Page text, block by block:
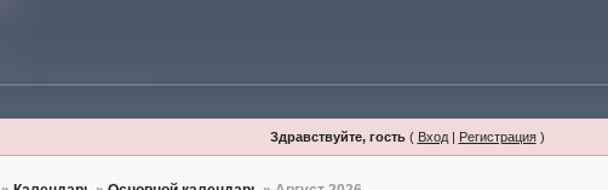
Здравствуйте, гость( Вход| Регистрация)